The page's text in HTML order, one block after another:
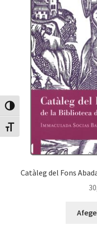
Canvia Alt Contrast
Canvia mida de lletra
Catàleg del Fons